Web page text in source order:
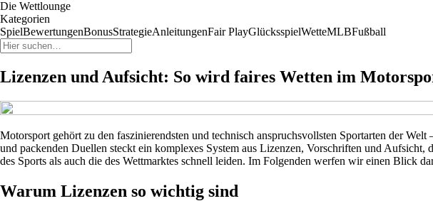
Die Wettlounge
Kategorien
SpielBewertungenBonusStrategieAnleitungenFair PlayGlücksspielWetteMLBFußball
Lizenzen und Aufsicht: So wird faires Wetten im
Motorsport gehört zu den faszinierendsten und technisch anspruchsvollsten Sportarten der
und packenden Duellen steckt ein komplexes System aus Lizenzen, Vorschriften und
des Sports als auch die des Wettmarktes schnell leiden. Im Folgenden werfen wir einen Blick
Warum Lizenzen so wichtig sind